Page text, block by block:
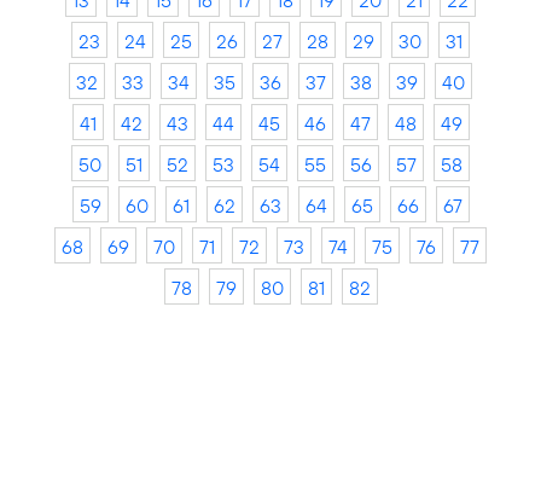
23
24 25 26 27 28 29 30
31
32
33 34 35 36 37 38 39
40
41
42 43 44 45 46 47 48
49
50
51 52 53 54 55 56 57
58
59
60 61 62 63 64 65 66
67
68
69 70 71 72 73 74 75 76
77
78
79 80 81 82